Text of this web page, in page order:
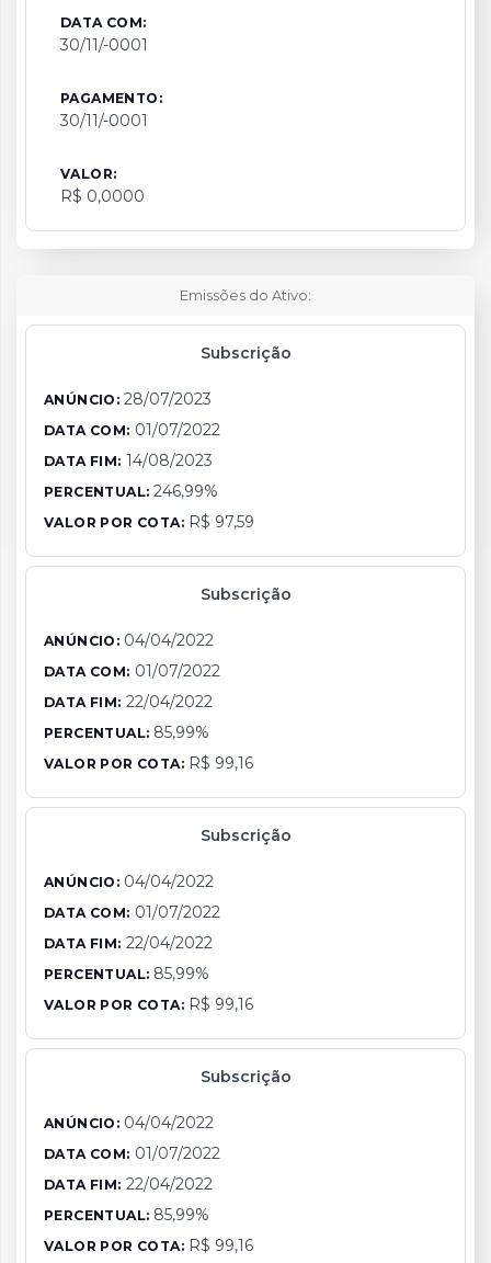
DATA COM:
30/11/-0001
PAGAMENTO:
30/11/-0001
VALOR:
R$ 0,0000
Emissões do Ativo:
Subscrição
ANÚNCIO: 28/07/2023
DATA COM: 01/07/2022
DATA FIM: 14/08/2023
PERCENTUAL: 246,99%
VALOR POR COTA: R$ 97,59
Subscrição
ANÚNCIO: 04/04/2022
DATA COM: 01/07/2022
DATA FIM: 22/04/2022
PERCENTUAL: 85,99%
VALOR POR COTA: R$ 99,16
Subscrição
ANÚNCIO: 04/04/2022
DATA COM: 01/07/2022
DATA FIM: 22/04/2022
PERCENTUAL: 85,99%
VALOR POR COTA: R$ 99,16
Subscrição
ANÚNCIO: 04/04/2022
DATA COM: 01/07/2022
DATA FIM: 22/04/2022
PERCENTUAL: 85,99%
VALOR POR COTA: R$ 99,16